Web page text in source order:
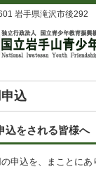
岩手県滝沢市後292
込
込をされる皆様へ
申込を、まことにあ